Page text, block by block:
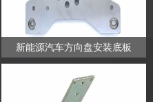
新能源汽车方向盘安装底板